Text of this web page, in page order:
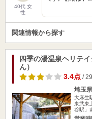
40代 女
性
関連情報から探す
四季の湯温泉ヘリテ
ん）
3.4点/
埼玉
大麻生
東武東
谷駅」